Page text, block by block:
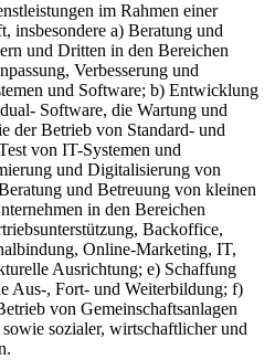
im Rahmen einer
insbesondere a) Beratung und
und Dritten in den Bereichen
Verbesserung und
und Software; b) Entwicklung
Software, die Wartung und
der Betrieb von Standard- und
von IT-Systemen und
und Digitalisierung von
und Betreuung von kleinen
in den Bereichen
Backoffice,
Online-Marketing, IT,
Ausrichtung; e) Schaffung
Aus-, Fort- und Weiterbildung; f)
von Gemeinschaftsanlagen
sozialer, wirtschaftlicher und